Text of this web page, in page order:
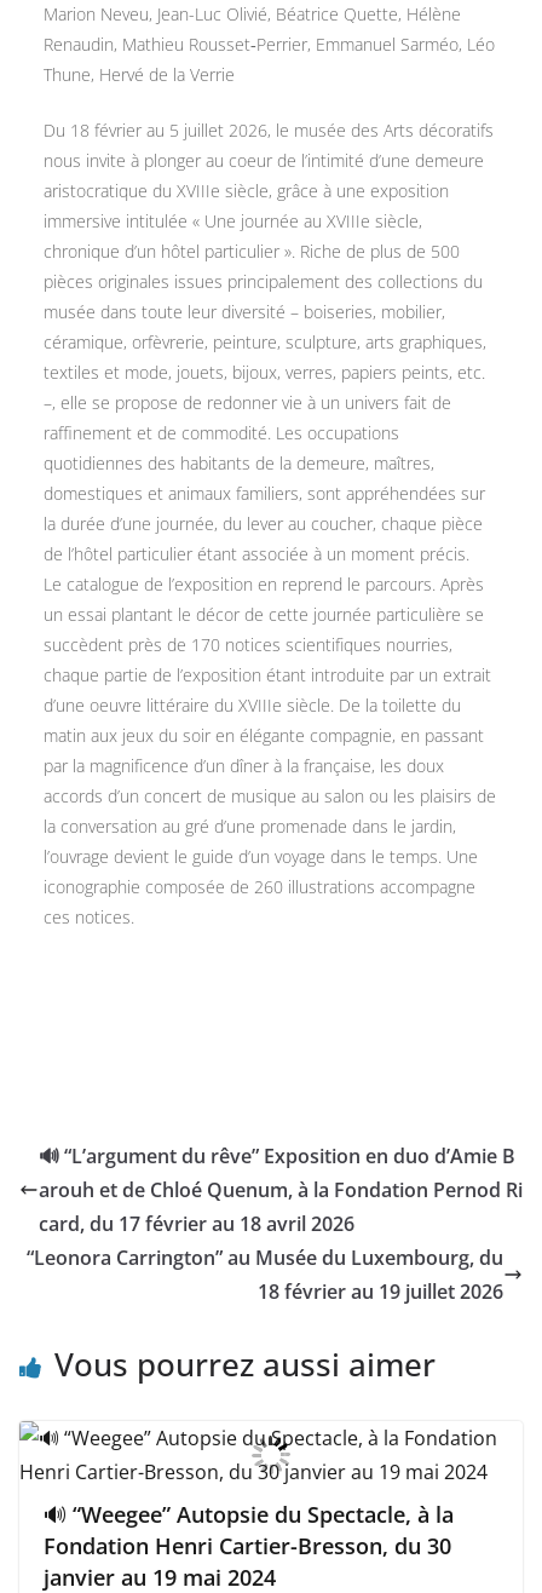
Marion Neveu, Jean-Luc Olivié, Béatrice Quette, Hélène
Renaudin, Mathieu Rousset‑Perrier, Emmanuel Sarméo, Léo
Thune, Hervé de la Verrie
Du 18 février au 5 juillet 2026, le musée des Arts décoratifs
nous invite à plonger au coeur de l’intimité d’une demeure
aristocratique du XVIIIe siècle, grâce à une exposition
immersive intitulée « Une journée au XVIIIe siècle,
chronique d’un hôtel particulier ». Riche de plus de 500
pièces originales issues principalement des collections du
musée dans toute leur diversité – boiseries, mobilier,
céramique, orfèvrerie, peinture, sculpture, arts graphiques,
textiles et mode, jouets, bijoux, verres, papiers peints, etc.
–, elle se propose de redonner vie à un univers fait de
raffinement et de commodité. Les occupations
quotidiennes des habitants de la demeure, maîtres,
domestiques et animaux familiers, sont appréhendées sur
la durée d’une journée, du lever au coucher, chaque pièce
de l’hôtel particulier étant associée à un moment précis.
Le catalogue de l’exposition en reprend le parcours. Après
un essai plantant le décor de cette journée particulière se
succèdent près de 170 notices scientifiques nourries,
chaque partie de l’exposition étant introduite par un extrait
d’une oeuvre littéraire du XVIIIe siècle. De la toilette du
matin aux jeux du soir en élégante compagnie, en passant
par la magnificence d’un dîner à la française, les doux
accords d’un concert de musique au salon ou les plaisirs de
la conversation au gré d’une promenade dans le jardin,
l’ouvrage devient le guide d’un voyage dans le temps. Une
iconographie composée de 260 illustrations accompagne
ces notices.
🔊 “L’argument du rêve” Exposition en duo d’Amie B
arouh et de Chloé Quenum, à la Fondation Pernod Ri
card, du 17 février au 18 avril 2026
“Leonora Carrington” au Musée du Luxembourg, du
18 février au 19 juillet 2026
Vous pourrez aussi aimer
🔊 “Weegee” Autopsie du Spectacle, à la
Fondation Henri Cartier-Bresson, du 30
janvier au 19 mai 2024